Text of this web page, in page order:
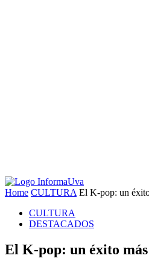
Home CULTURA El K-pop: un
CULTURA
DESTACADOS
El K-pop: un éxito